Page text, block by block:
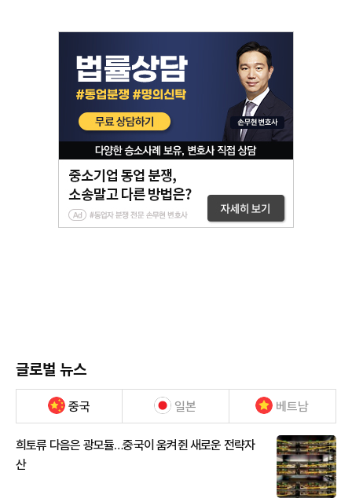
글로벌 뉴스
중국 일본 베트남
희토류 다음은 광모듈…중국이 움켜쥔 새로운 전략자
산